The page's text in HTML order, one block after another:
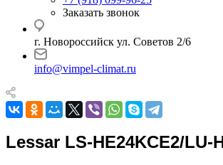
Заказать звонок
г. Новороссийск ул. Советов 2/6
info@vimpel-climat.ru
Lessar LS-HE24KCE2/LU-